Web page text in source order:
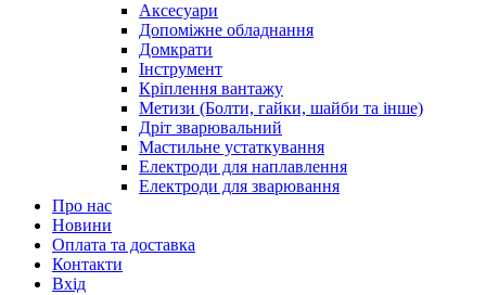
Аксесуари
Допоміжне обладнання
Домкрати
Інструмент
Кріплення вантажу
Метизи (Болти, гайки, шайби та інше)
Дріт зварювальний
Мастильне устаткування
Електроди для наплавлення
Електроди для зварювання
Про нас
Новини
Оплата та доставка
Контакти
Вхiд